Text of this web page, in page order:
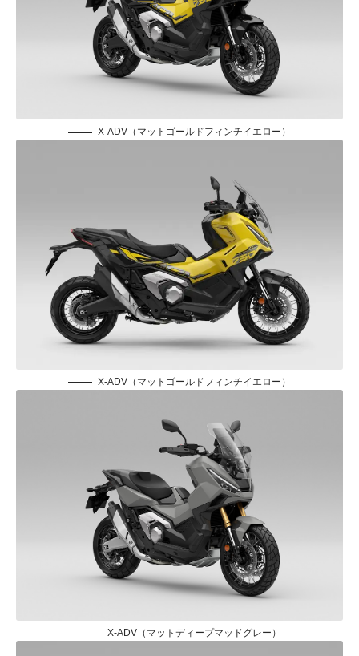
X-ADV（マットゴールドフィンチイエロー）
X-ADV（マットゴールドフィンチイエロー）
X-ADV（マットディープマッドグレー）